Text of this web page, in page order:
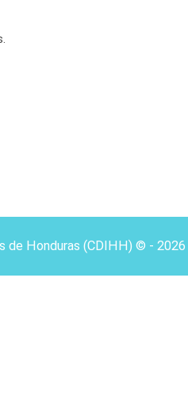
de Honduras (CDIHH) © - 2026